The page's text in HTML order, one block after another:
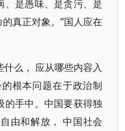
、是愚味、是贪污、是
真正对象。”国人应在
么， 应从哪些内容入
根本问题在于政治制
的手中。中国要获得独
由和解放， 中国社会